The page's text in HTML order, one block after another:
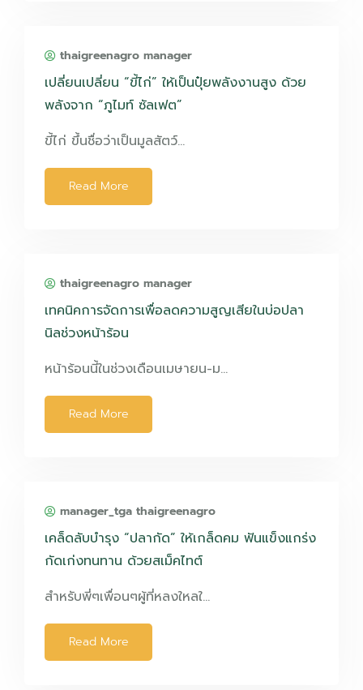
thaigreenagro manager
เปลี่ยนเปลี่ยน “ขี้ไก่” ให้เป็นปุ๋ยพลังงานสูง ด้วย
พลังจาก “ภูไมท์ ซัลเฟต”
ขี้ไก่ ขึ้นชื่อว่าเป็นมูลสัตว์…
Read More
thaigreenagro manager
เทคนิคการจัดการเพื่อลดความสูญเสียในบ่อปลา
นิลช่วงหน้าร้อน
หน้าร้อนนี้ในช่วงเดือนเมษายน-ม…
Read More
manager_tga thaigreenagro
เคล็ดลับบำรุง “ปลากัด” ให้เกล็ดคม ฟันแข็งแกร่ง
กัดเก่งทนทาน ด้วยสเม็คไทต์
สำหรับพี่ๆเพื่อนๆผู้ที่หลงใหลใ…
Read More